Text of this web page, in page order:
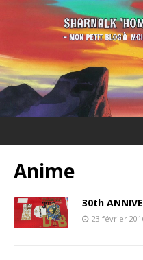
Anime
30th
23 février